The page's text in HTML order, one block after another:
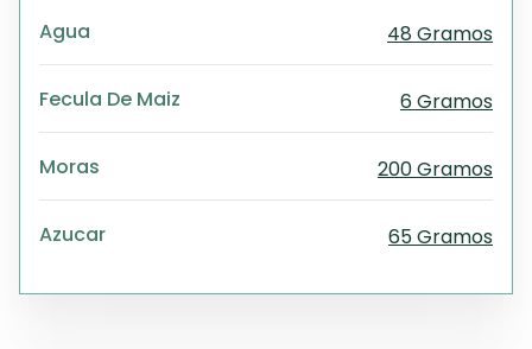
Agua 48 Gramos
Fecula De Maiz 6 Gramos
Moras 200 Gramos
Azucar 65 Gramos